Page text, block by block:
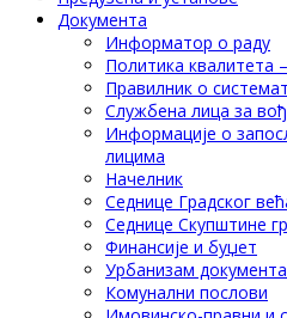
Документа
Информатор о раду
Политика квалитета
Правилник о
Службена лица за
Информације о
лицима
Начелник
Седнице Градског
Седнице Скупштине
Финансије и буџет
Урбанизам
Комунални послови